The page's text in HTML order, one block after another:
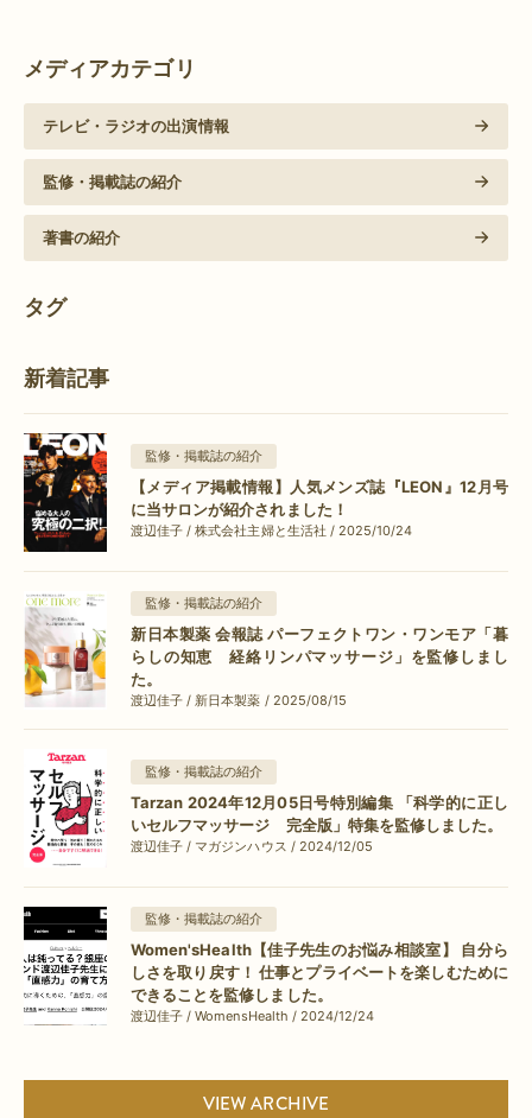
メディアカテゴリ
テレビ・ラジオの出演情報
監修・掲載誌の紹介
著書の紹介
タグ
新着記事
監修・掲載誌の紹介
【メディア掲載情報】人気メンズ誌『LEON』12月号
に当サロンが紹介されました！
渡辺佳子 / 株式会社主婦と生活社 / 2025/10/24
監修・掲載誌の紹介
新日本製薬 会報誌 パーフェクトワン・ワンモア「暮
らしの知恵 経絡リンパマッサージ」を監修しまし
た。
渡辺佳子 / 新日本製薬 / 2025/08/15
監修・掲載誌の紹介
Tarzan 2024年12月05日号特別編集 「科学的に正し
いセルフマッサージ 完全版」特集を監修しました。
渡辺佳子 / マガジンハウス / 2024/12/05
監修・掲載誌の紹介
Women'sHealth【佳子先生のお悩み相談室】 自分ら
しさを取り戻す！ 仕事とプライベートを楽しむために
できることを監修しました。
渡辺佳子 / WomensHealth / 2024/12/24
VIEW ARCHIVE